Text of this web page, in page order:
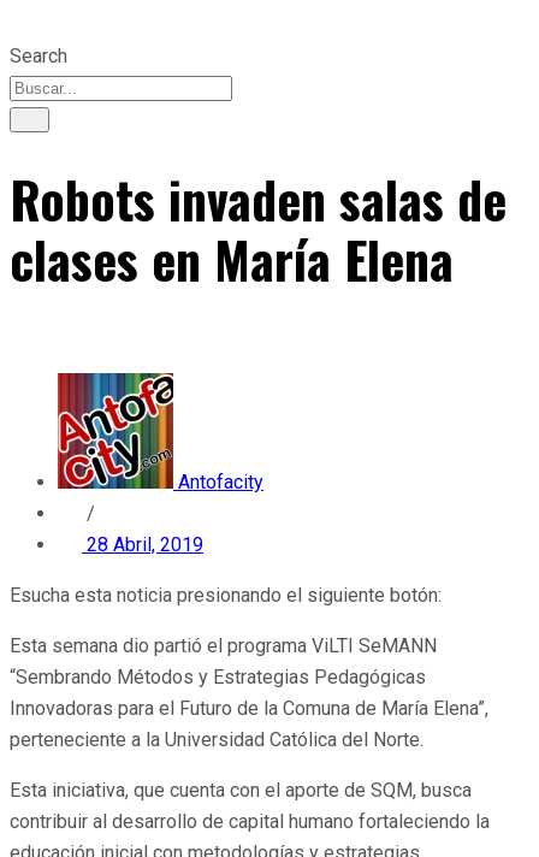
Search
Robots invaden salas de
clases en María Elena
Antofacity
/
28 Abril, 2019
Esucha esta noticia presionando el siguiente botón:
Esta semana dio partió el programa ViLTI SeMANN
“Sembrando Métodos y Estrategias Pedagógicas
Innovadoras para el Futuro de la Comuna de María Elena”,
perteneciente a la Universidad Católica del Norte.
Esta iniciativa, que cuenta con el aporte de SQM, busca
contribuir al desarrollo de capital humano fortaleciendo la